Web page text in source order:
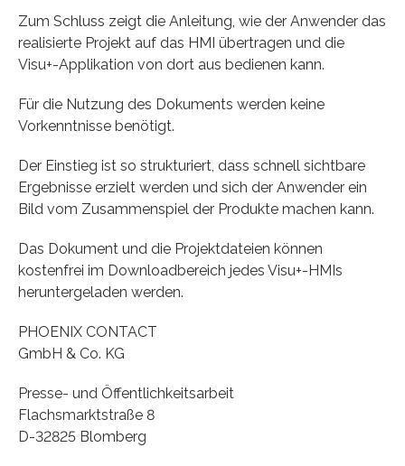
Zum Schluss zeigt die Anleitung, wie der Anwender das
realisierte Projekt auf das HMI übertragen und die
Visu+-Applikation von dort aus bedienen kann.
Für die Nutzung des Dokuments werden keine
Vorkenntnisse benötigt.
Der Einstieg ist so strukturiert, dass schnell sichtbare
Ergebnisse erzielt werden und sich der Anwender ein
Bild vom Zusammenspiel der Produkte machen kann.
Das Dokument und die Projektdateien können
kostenfrei im Downloadbereich jedes Visu+-HMIs
heruntergeladen werden.
PHOENIX CONTACT
GmbH & Co. KG
Presse- und Öffentlichkeitsarbeit
Flachsmarktstraße 8
D-32825 Blomberg